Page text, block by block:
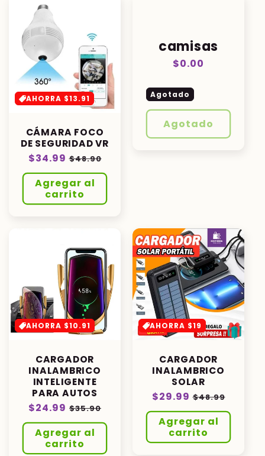
AHORRA $13.91
CÁMARA FOCO
DE SEGURIDAD VR
Precio
habitual
$34.99 Precio
de
oferta
$48.90
Agregar al
carrito
camisas
Precio
$0.00
Agotado
Agotado
AHORRA $10.91
CARGADOR
INALAMBRICO
INTELIGENTE
PARA AUTOS
Precio
habitual
$24.99 Precio
de
oferta
$35.90
Agregar al
carrito
AHORRA $19
CARGADOR
INALAMBRICO
SOLAR
Precio
habitual
$29.99 Precio
de
oferta
$48.99
Agregar al
carrito